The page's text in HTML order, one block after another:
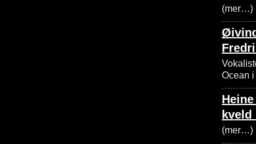
(mer…)
Ocean
kveld
(mer…)